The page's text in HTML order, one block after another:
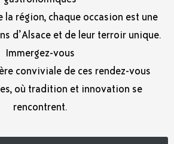
la région, chaque occasion est une
d’Alsace et de leur terroir unique.
Immergez-vous
conviviale de ces rendez-vous
où tradition et innovation se
rencontrent.